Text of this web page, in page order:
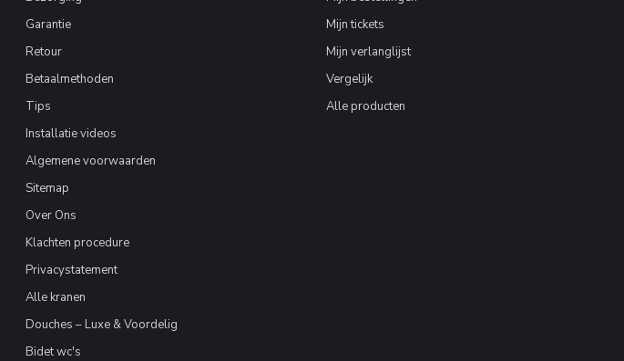
Garantie
Retour
Betaalmethoden
Tips
Installatie videos
Algemene voorwaarden
Sitemap
Over Ons
Klachten procedure
Privacystatement
Alle kranen
Douches – Luxe & Voordelig
Bidet wc's
Mijn tickets
Mijn verlanglijst
Vergelijk
Alle producten